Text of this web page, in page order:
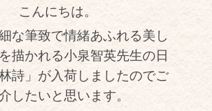
こんにちは。
な筆致で情緒あふれる美し
描かれる小泉智英先生の日
詩」が入荷しましたのでご
したいと思います。